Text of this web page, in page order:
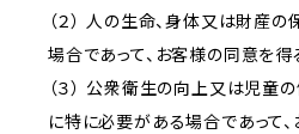
（２） 人の生命、身体又は財産
場合であって、お客様の同意を
（３） 公衆衛生の向上又は児童
に特に必要がある場合であって